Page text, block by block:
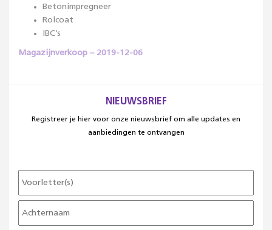
Betonimpregneer
Rolcoat
IBC’s
Magazijnverkoop – 2019-12-06
NIEUWSBRIEF
Registreer je hier voor onze nieuwsbrief om alle updates en
aanbiedingen te ontvangen